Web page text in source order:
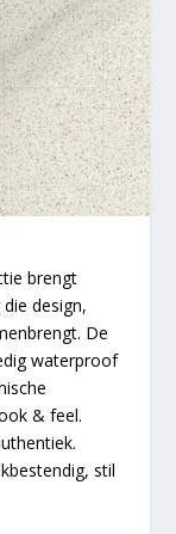
brengt
design,
De
waterproof
& feel.
stil